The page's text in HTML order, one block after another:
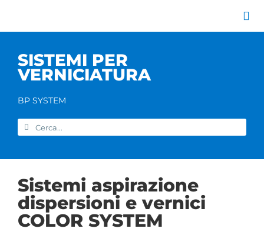
contenuto
SISTEMI PER
VERNICIATURA
BP SYSTEM
Cerca
per:
Sistemi aspirazione
dispersioni e vernici
COLOR SYSTEM